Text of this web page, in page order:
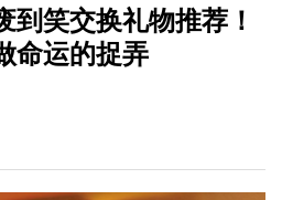
到笑交换礼物推荐！
命运的捉弄